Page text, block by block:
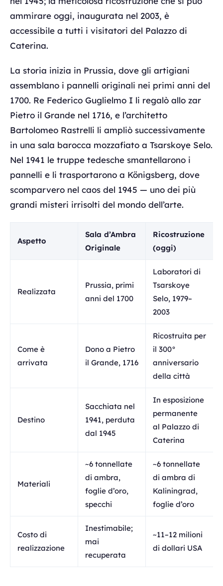
ammirare oggi, inaugurata nel 2003, è
accessibile a tutti i visitatori del Palazzo di
Caterina.
La storia inizia in Prussia, dove gli artigiani
assemblano i pannelli originali nei primi anni del
1700. Re Federico Guglielmo I li regalò allo zar
Pietro il Grande nel 1716, e l’architetto
Bartolomeo Rastrelli li ampliò successivamente
in una sala barocca mozzafiato a Tsarskoye Selo.
Nel 1941 le truppe tedesche smantellarono i
pannelli e li trasportarono a Königsberg, dove
scomparvero nel caos del 1945 — uno dei più
grandi misteri irrisolti del mondo dell’arte.
Aspetto
Sala d’Ambra
Originale
Ricostruzione
(oggi)
Realizzata
Prussia, primi
anni del 1700
Laboratori di
Tsarskoye
Selo, 1979–
2003
Come è
arrivata
Dono a Pietro
il Grande, 1716
Ricostruita per
il 300°
anniversario
della città
Destino
Sacchiata nel
1941, perduta
dal 1945
In esposizione
permanente
al Palazzo di
Caterina
Materiali
~6 tonnellate
di ambra,
foglie d’oro,
specchi
~6 tonnellate
di ambra di
Kaliningrad,
foglie d’oro
Costo di
realizzazione
Inestimabile;
mai
recuperata
~11–12 milioni
di dollari USA